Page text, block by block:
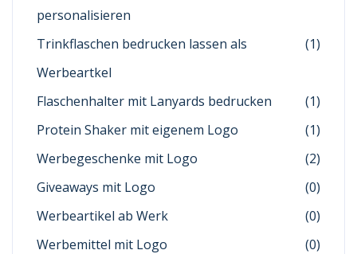
personalisieren
Trinkflaschen bedrucken lassen als
Werbeartkel
(1)
Flaschenhalter mit Lanyards bedrucken
(1)
Protein Shaker mit eigenem Logo
(1)
Werbegeschenke mit Logo
(2)
Giveaways mit Logo
(0)
Werbeartikel ab Werk
(0)
Werbemittel mit Logo
(0)